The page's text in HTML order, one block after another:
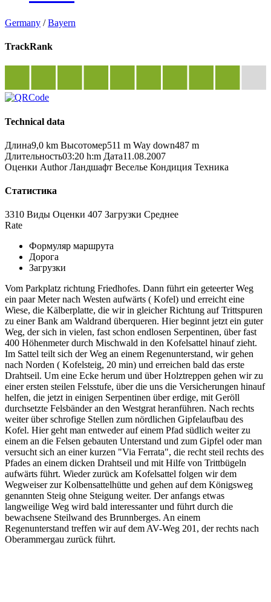
Germany /Bayern
TrackRank
Technical data
Длина9,0 km Высотомер511 m Way down487 m
Длительность03:20 h:m Дата11.08.2007
Оценки Author Ландшафт Веселье Кондиция Техника
Статистика
3310 Виды Оценки 407 Загрузки Среднее
Rate
Формуляр маршрута
Дорога
Загрузки
Vom Parkplatz richtung Friedhofes. Dann führt ein geteerter Weg
ein paar Meter nach Westen aufwärts ( Kofel) und erreicht eine
Wiese, die Kälberplatte, die wir in gleicher Richtung auf Trittspuren
zu einer Bank am Waldrand überqueren. Hier beginnt jetzt ein guter
Weg, der sich in vielen, fast schon endlosen Serpentinen, über fast
400 Höhenmeter durch Mischwald in den Kofelsattel hinauf zieht.
Im Sattel teilt sich der Weg an einem Regenunterstand, wir gehen
nach Norden ( Kofelsteig, 20 min) und erreichen bald das erste
Drahtseil. Um eine Ecke herum und über Holztreppen gehen wir zu
einer ersten steilen Felsstufe, über die uns die Versicherungen hinauf
helfen, die jetzt in einigen Serpentinen über erdige, mit Geröll
durchsetzte Felsbänder an den Westgrat heranführen. Nach rechts
weiter über schrofige Stellen zum nördlichen Gipfelaufbau des
Kofel. Hier geht man entweder auf einem Pfad südlich weiter zu
einem an die Felsen gebauten Unterstand und zum Gipfel oder man
versucht sich an einer kurzen "Via Ferrata", die recht steil rechts des
Pfades an einem dicken Drahtseil und mit Hilfe von Trittbügeln
aufwärts führt. Wieder zurück am Kofelsattel folgen wir dem
Wegweiser zur Kolbensattelhütte und gehen auf dem Königsweg
genannten Steig ohne Steigung weiter. Der anfangs etwas
langweilige Weg wird bald interessanter und führt durch die
bewachsene Steilwand des Brunnberges. An einem
Regenunterstand treffen wir auf dem AV-Weg 201, der rechts nach
Oberammergau zurück führt.